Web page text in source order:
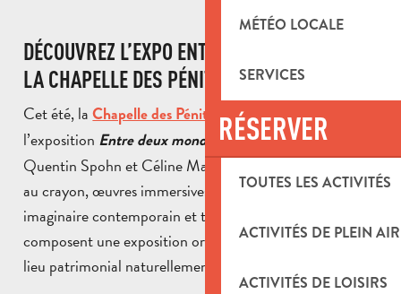
MÉTÉO LOCALE
SERVICES
RÉSERVER
TOUTES LES ACTIVITÉS
ACTIVITÉS DE PLEIN AIR
ACTIVITÉS DE LOISIRS
DÉCOUVREZ L’EXPO ENTRE DEUX MONDES À
LA CHAPELLE DES PÉNITENTS NOIRS
Cet été, laChapelle des Pénitents Noirs accueille
l’exposition Entre deux mondes , qui réunit les univers de
Quentin Spohn et Céline Marin. Dessins monumentaux
au crayon, œuvres immersives et dialogue entre
imaginaire contemporain et traditions populaires
composent une exposition originale à découvrir dans un
lieu patrimonial naturellement tempéré.